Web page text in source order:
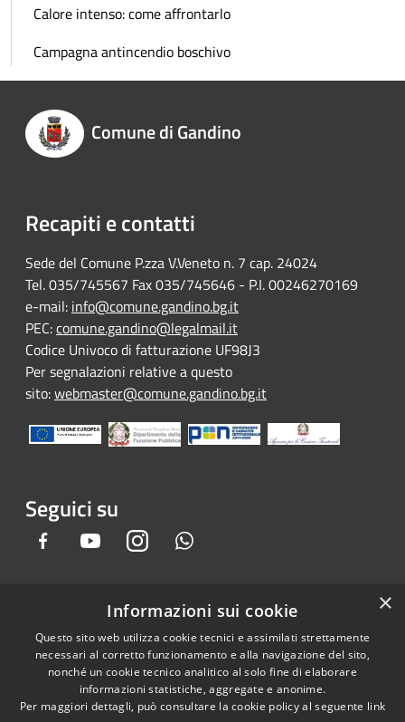
Calore intenso: come affrontarlo
Campagna antincendio boschivo
Comune di Gandino
Recapiti e contatti
Sede del Comune P.zza V.Veneto n. 7 cap. 24024
Tel. 035/745567 Fax 035/745646 - P.I. 00246270169
e-mail: info@comune.gandino.bg.it
PEC:comune.gandino@legalmail.it
Codice Univoco di fatturazione UF98J3
Per segnalazioni relative a questo
sito:webmaster@comune.gandino.bg.it
Seguici su
Facebook YoutubeInstagram
Accessibilità
Privacy
Mappa del sito
Gandino • Powered by
Municipium•Accesso
redazione
×
Informazioni sui cookie
Questo sito web utilizza cookie tecnici e assimilati strettamente
necessari al corretto funzionamento e alla navigazione del sito,
nonché un cookie tecnico analitico al solo fine di elaborare
informazioni statistiche, aggregate e anonime.
Per maggiori dettagli, può consultare la cookie policy al seguente link